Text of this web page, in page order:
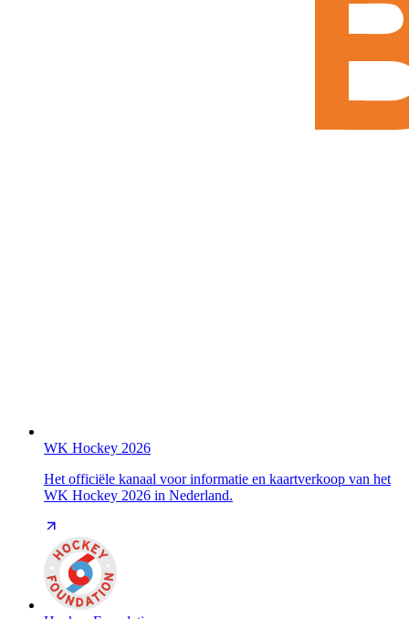
WK Hockey 2026
Het officiële kanaal voor informatie en kaartverkoop van het
WK Hockey 2026 in Nederland.